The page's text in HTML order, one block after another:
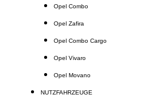
Opel Combo
Opel Zafira
Opel Combo Cargo
Opel Vivaro
Opel Movano
NUTZFAHRZEUGE